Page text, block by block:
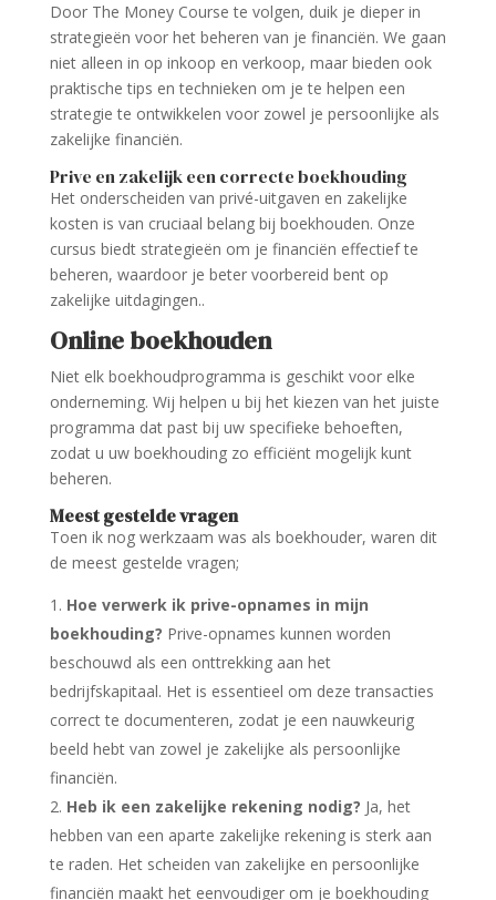
Door The Money Course te volgen, duik je dieper in
strategieën voor het beheren van je financiën. We gaan
niet alleen in op inkoop en verkoop, maar bieden ook
praktische tips en technieken om je te helpen een
strategie te ontwikkelen voor zowel je persoonlijke als
zakelijke financiën.
Prive en zakelijk een correcte boekhouding
Het onderscheiden van privé-uitgaven en zakelijke
kosten is van cruciaal belang bij boekhouden. Onze
cursus biedt strategieën om je financiën effectief te
beheren, waardoor je beter voorbereid bent op
zakelijke uitdagingen..
Online boekhouden
Niet elk boekhoudprogramma is geschikt voor elke
onderneming. Wij helpen u bij het kiezen van het juiste
programma dat past bij uw specifieke behoeften,
zodat u uw boekhouding zo efficiënt mogelijk kunt
beheren.
Meest gestelde vragen
Toen ik nog werkzaam was als boekhouder, waren dit
de meest gestelde vragen;
Hoe verwerk ik prive-opnames in mijn
boekhouding? Prive-opnames kunnen worden
beschouwd als een onttrekking aan het
bedrijfskapitaal. Het is essentieel om deze transacties
correct te documenteren, zodat je een nauwkeurig
beeld hebt van zowel je zakelijke als persoonlijke
financiën.
Heb ik een zakelijke rekening nodig? Ja, het
hebben van een aparte zakelijke rekening is sterk aan
te raden. Het scheiden van zakelijke en persoonlijke
financiën maakt het eenvoudiger om je boekhouding